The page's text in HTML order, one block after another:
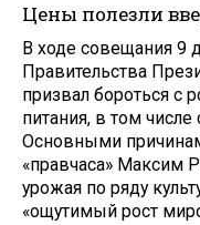
Цены полезли
В ходе совещания 9
Правительства
призвал бороться с
питания, в том
Основными
«правчаса» Максим
урожая по ряду
«ощутимый рост